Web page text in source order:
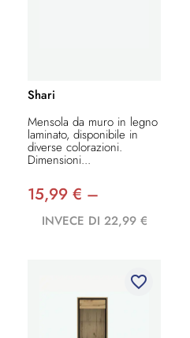
Shari
Mensola da muro in legno
laminato, disponibile in
diverse colorazioni.
Dimensioni...
15,99 € –
INVECE DI 22,99 €
favorite_border